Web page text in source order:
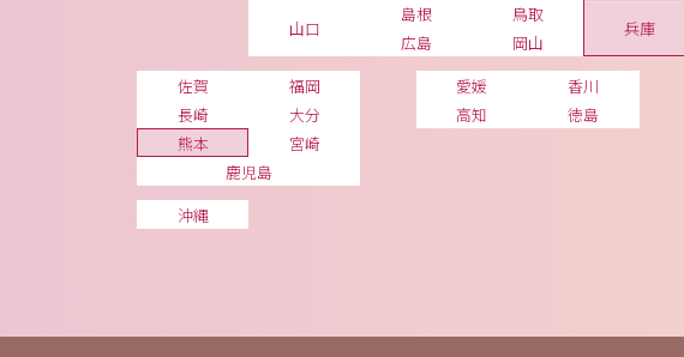
兵庫
鳥取
島根
岡山
広島
山口
徳島
香川
愛媛
高知
福岡
佐賀
長崎
熊本
大分
宮崎
鹿児島
沖縄